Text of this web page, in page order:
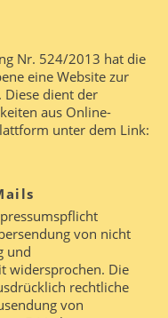
Nr. 524/2013 hat die
eine Website zur
Diese dient der
aus Online-
unter dem Link:
von nicht
und
widersprochen. Die
rechtliche
von